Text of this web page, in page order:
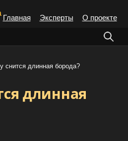
Главная Эксперты О проекте
Н
снится длинная борода?
длинная